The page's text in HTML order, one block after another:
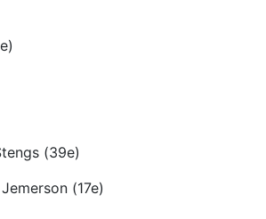
(39e)
(17e)